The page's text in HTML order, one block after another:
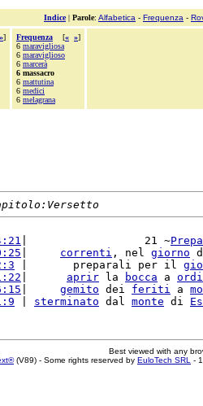
Indice| Parole: Alfabetica - Frequenza -
»]
Frequenza [« »]
6 maravigliosa
6 maraviglioso
6 marcerà
6 massacro
6 mattutina
6 medici
6 melagrana
|                  21 ~
correnti , nel giorno
|       preparali per il
aprir la bocca a
gemito dei feriti a
sterminato dal monte di
Best viewed with any
(V89) - Some rights reserved by EuloTech SRL -